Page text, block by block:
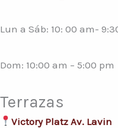
Lun a Sáb: 10: 00 am-
Dom: 10:00 am – 5:00 pm
Terrazas
Victory Platz Av. Lavin